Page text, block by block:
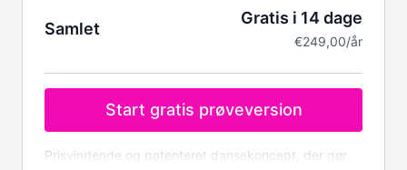
Teknisk support til at hjælpe dig godt i gang med
dansen
Fornyet energi og glæde fra det øjeblik, du ser en
dansevideo
Ekstra materiale til download
Samlet
Gratis i 14 dage
€249,00/år
Start gratis prøveversion
Prisvindende og patenteret dansekoncept, der gør